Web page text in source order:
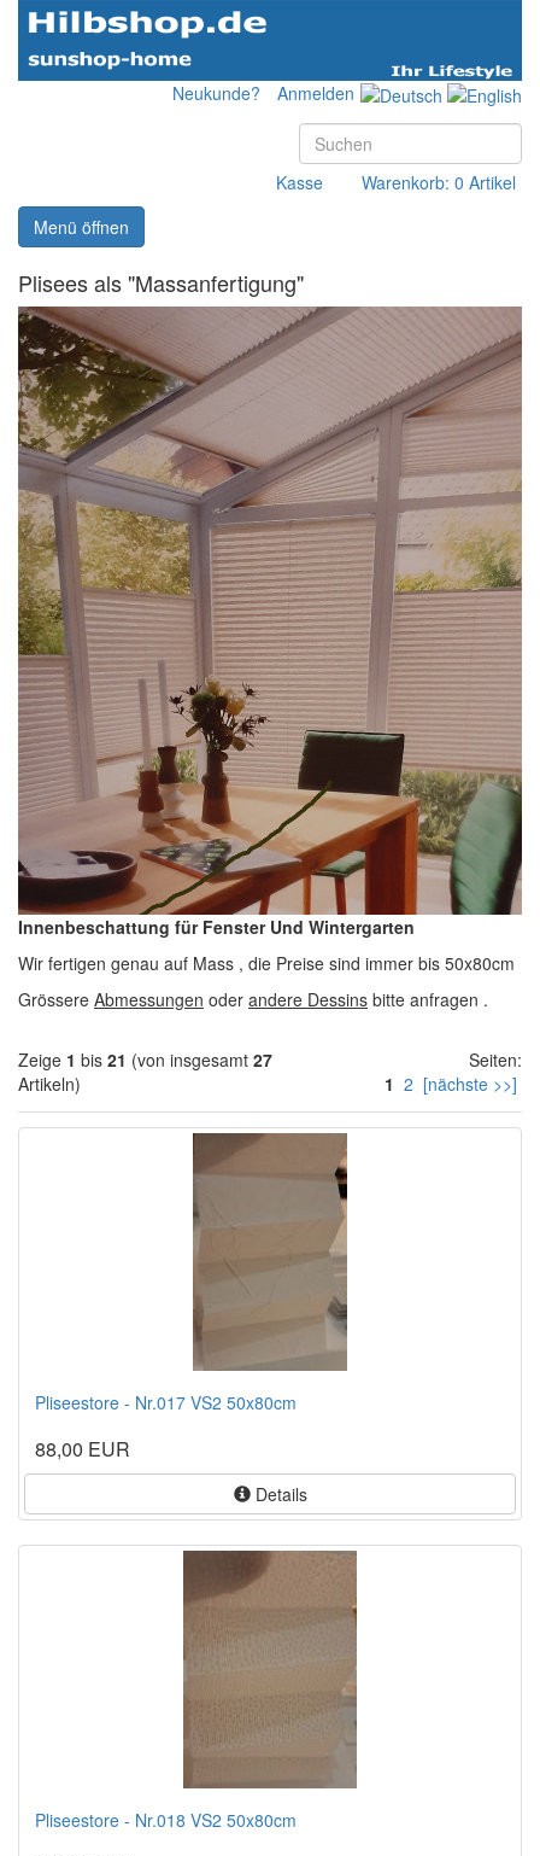
Neukunde? Anmelden
Kasse
Warenkorb: 0 Artikel
Menü öffnen
Plisees als "Massanfertigung"
Innenbeschattung für Fenster Und Wintergarten
Wir fertigen genau auf Mass , die Preise sind immer bis 50x80cm
Grössere Abmessungen oder andere Dessins bitte anfragen .
Zeige 1 bis 21 (von insgesamt 27
Artikeln)
Seiten:
1 2 [nächste >>]
Pliseestore - Nr.017 VS2 50x80cm
88,00 EUR
Details
Pliseestore - Nr.018 VS2 50x80cm